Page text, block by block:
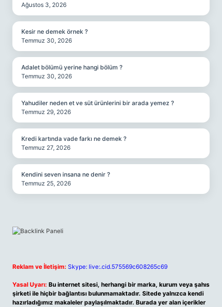
Ağustos 3, 2026
Kesir ne demek örnek ?
Temmuz 30, 2026
Adalet bölümü yerine hangi bölüm ?
Temmuz 30, 2026
Yahudiler neden et ve süt ürünlerini bir arada yemez ?
Temmuz 29, 2026
Kredi kartında vade farkı ne demek ?
Temmuz 27, 2026
Kendini seven insana ne denir ?
Temmuz 25, 2026
Reklam ve İletişim: Skype: live:.cid.575569c608265c69
Yasal Uyarı: Bu internet sitesi, herhangi bir marka, kurum veya şahıs
şirketi ile hiçbir bağlantısı bulunmamaktadır. Sitede yalnızca kendi
hazırladığımız makaleler paylaşılmaktadır. Burada yer alan içerikler